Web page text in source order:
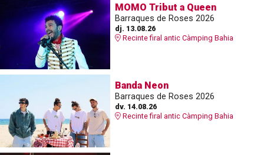
MOMO Tribut a Queen
Barraques de Roses 2026
dj. 13.08.26
Recinte firal antic Càmping Bahia
Banda Neon
Barraques de Roses 2026
dv. 14.08.26
Recinte firal antic Càmping Bahia